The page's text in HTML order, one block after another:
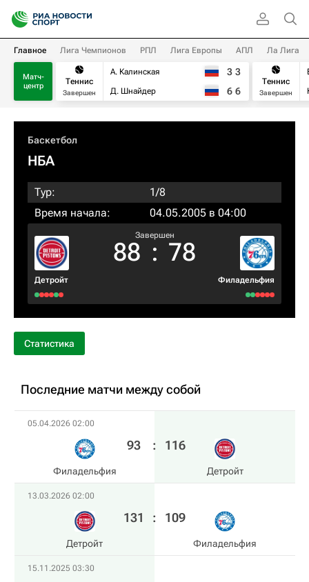
Главное Лига Чемпионов РПЛ Лига Европы АПЛ Ла Лига
Матч-
центр
Теннис
Завершен
А. Калинская
Д. Шнайдер
3 3
6 6
Теннис
Завершен
Баскетбол
НБА
Тур:
1/8
Время начала:
04.05.2005 в 04:00
Детройт
Завершен
88 : 78
Филадельфия
Статистика
Последние матчи между собой
05.04.2026 02:00
Филадельфия
93 : 116
Детройт
13.03.2026 02:00
Детройт
131 : 109
Филадельфия
15.11.2025 03:30